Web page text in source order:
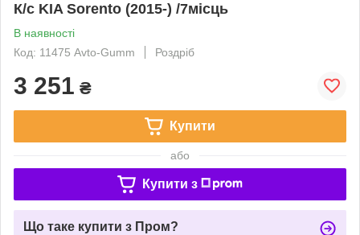
К/с KIA Sorento (2015-) /7місць
В наявності
Код: 11475 Avto-Gumm
Роздріб
3 251 ₴
Купити
або
Купити з
Що таке купити з Пром?